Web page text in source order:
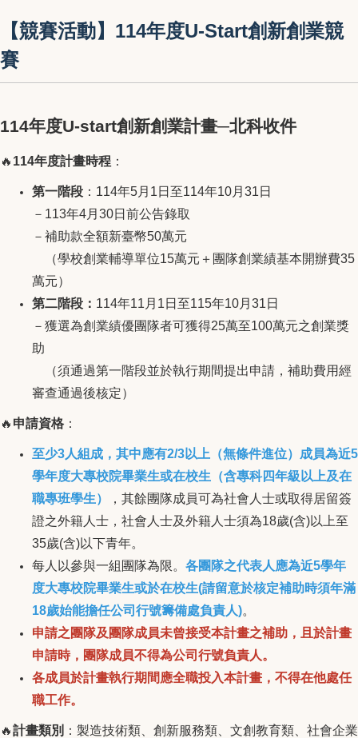
【競賽活動】114年度U-Start創新創業競
賽
114年度U-start創新創業計畫─北科收件
🔥 114年度計畫時程 ：
第一階段 ：114年5月1日至114年10月31日
－113年4月30日前公告錄取
－補助款全額新臺幣50萬元
（學校創業輔導單位15萬元＋團隊創業績基本開辦費35
萬元）
第二階段： 114年11月1日至115年10月31日
－獲選為創業績優團隊者可獲得25萬至100萬元之創業獎
助
（須通過第一階段並於執行期間提出申請，補助費用經
審查通過後核定）
🔥 申請資格 ：
至少3人組成，其中應有2/3以上（無條件進位）成員為近5
學年度大專校院畢業生或在校生（含專科四年級以上及在
職專班學生）
，其餘團隊成員可為社會人士或取得居留簽
證之外籍人士，社會人士及外籍人士須為18歲(含)以上至
35歲(含)以下青年。
每人以參與一組團隊為限。 各團隊之代表人應為近5學年
度大專校院畢業生或於在校生(請留意於核定補助時須年滿
18歲始能擔任公司行號籌備處負責人)。
申請之團隊及團隊成員未曾接受本計畫之補助，且於計畫
申請時，團隊成員不得為公司行號負責人。
各成員於計畫執行期間應全職投入本計畫，不得在他處任
職工作。
🔥計畫類別 ：製造技術類、創新服務類、文創教育類、社會企業